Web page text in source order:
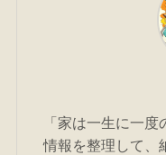
「家は一生に一
情報を整理して、